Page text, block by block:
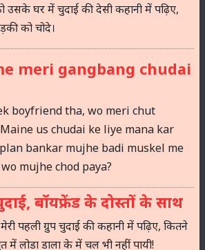
उसके घर में चुदाई की देसी कहानी में पढ़िए,
को चोदे।
meri gangbang chudai
boyfriend tha, wo meri chut
us chudai ke liye mana kar
bankar mujhe badi muskel me
mujhe chod paya?
बॉयफ्रेंड के दोस्तों के साथ
मेरी पहली ग्रुप चुदाई की कहानी में पढ़िए, कितने
में लोडा डाला के में चल भी नहीं पायी!